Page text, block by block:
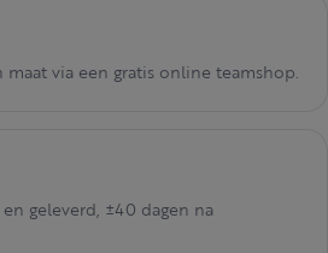
via een gratis online teamshop.
geleverd, ±40 dagen na